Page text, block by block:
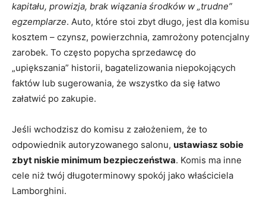
kapitału, prowizja, brak wiązania środków w „trudne”
egzemplarze. Auto, które stoi zbyt długo, jest dla komisu
kosztem – czynsz, powierzchnia, zamrożony potencjalny
zarobek. To często popycha sprzedawcę do
„upiększania” historii, bagatelizowania niepokojących
faktów lub sugerowania, że wszystko da się łatwo
załatwić po zakupie.
Jeśli wchodzisz do komisu z założeniem, że to
odpowiednik autoryzowanego salonu, ustawiasz sobie
zbyt niskie minimum bezpieczeństwa. Komis ma inne
cele niż twój długoterminowy spokój jako właściciela
Lamborghini.